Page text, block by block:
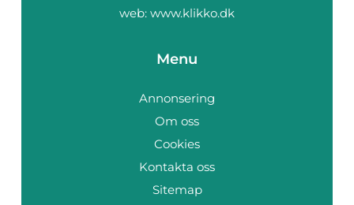
web: www.klikko.dk
Menu
Annonsering
Om oss
Cookies
Kontakta oss
Sitemap